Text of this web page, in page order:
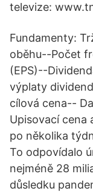
televize:
Fundamenty:
oběhu--Počet
(EPS)--
výplaty
cílová cena--
Upisovací cena
po několika
To odpovídalo
nejméně 28
důsledku